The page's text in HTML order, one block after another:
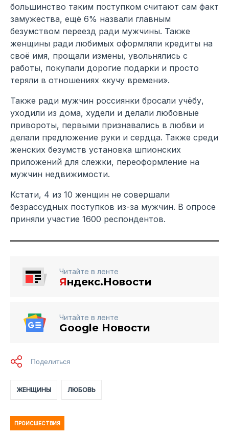
большинство таким поступком считают сам факт
замужества, ещё 6% назвали главным
безумством переезд ради мужчины. Также
женщины ради любимых оформляли кредиты на
своё имя, прощали измены, увольнялись с
работы, покупали дорогие подарки и просто
теряли в отношениях «кучу времени».
Также ради мужчин россиянки бросали учёбу,
уходили из дома, худели и делали любовные
привороты, первыми признавались в любви и
делали предложение руки и сердца. Также среди
женских безумств установка шпионских
приложений для слежки, переоформление на
мужчин недвижимости.
Кстати, 4 из 10 женщин не совершали
безрассудных поступков из-за мужчин. В опросе
приняли участие 1600 респондентов.
Читайте в ленте
Яндекс.Новости
Читайте в ленте
Google Новости
ЖЕНЩИНЫ ЛЮБОВЬ
ПРОИСШЕСТВИЯ